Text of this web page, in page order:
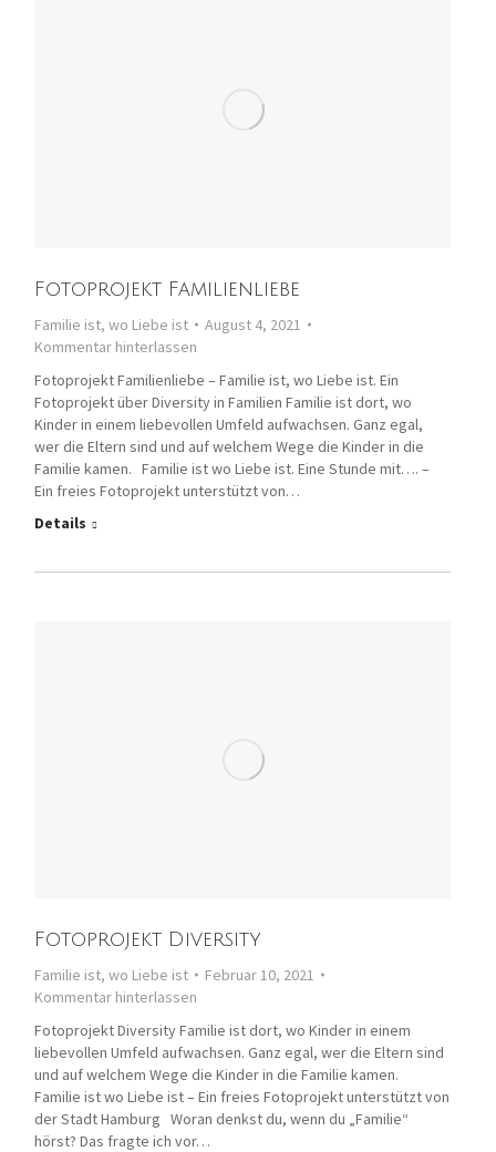
Fotoprojekt Familienliebe
Familie ist, wo Liebe ist
August 4, 2021
Kommentar hinterlassen
Fotoprojekt Familienliebe – Familie ist, wo Liebe ist. Ein
Fotoprojekt über Diversity in Familien Familie ist dort, wo
Kinder in einem liebevollen Umfeld aufwachsen. Ganz egal,
wer die Eltern sind und auf welchem Wege die Kinder in die
Familie kamen. Familie ist wo Liebe ist. Eine Stunde mit…. –
Ein freies Fotoprojekt unterstützt von…
Details
Fotoprojekt Diversity
Familie ist, wo Liebe ist
Februar 10, 2021
Kommentar hinterlassen
Fotoprojekt Diversity Familie ist dort, wo Kinder in einem
liebevollen Umfeld aufwachsen. Ganz egal, wer die Eltern sind
und auf welchem Wege die Kinder in die Familie kamen.
Familie ist wo Liebe ist – Ein freies Fotoprojekt unterstützt von
der Stadt Hamburg Woran denkst du, wenn du „Familie“
hörst? Das fragte ich vor…